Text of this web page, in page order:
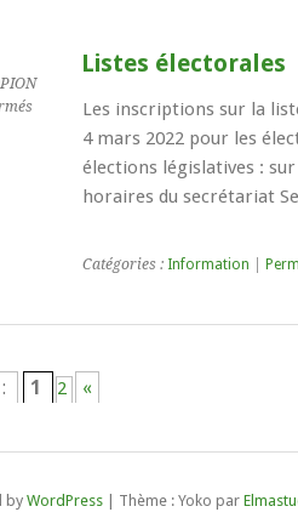
sur
Listes électorales
Les inscriptions sur la
4 mars 2022 pour les
élections législatives :
horaires du secrétariat
Catégories : Information
1 2 «
by WordPress Thème : Yoko par